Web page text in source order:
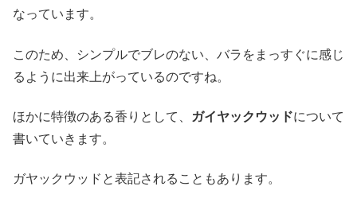
なっています。
このため、シンプルでブレのない、バラをまっすぐに感じ
るように出来上がっているのですね。
ほかに特徴のある香りとして、 ガイヤックウッドについて
書いていきます。
ガヤックウッドと表記されることもあります。